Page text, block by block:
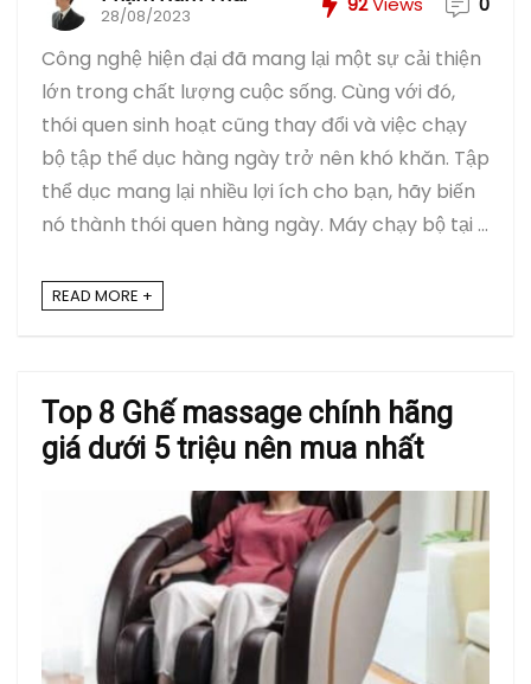
28/08/2023
Công nghệ hiện đại đã mang lại một sự cải thiện
lớn trong chất lượng cuộc sống. Cùng với đó,
thói quen sinh hoạt cũng thay đổi và việc chạy
bộ tập thể dục hàng ngày trở nên khó khăn. Tập
thể dục mang lại nhiều lợi ích cho bạn, hãy biến
nó thành thói quen hàng ngày. Máy chạy bộ tại ...
READ MORE +
Top 8 Ghế massage chính hãng
giá dưới 5 triệu nên mua nhất